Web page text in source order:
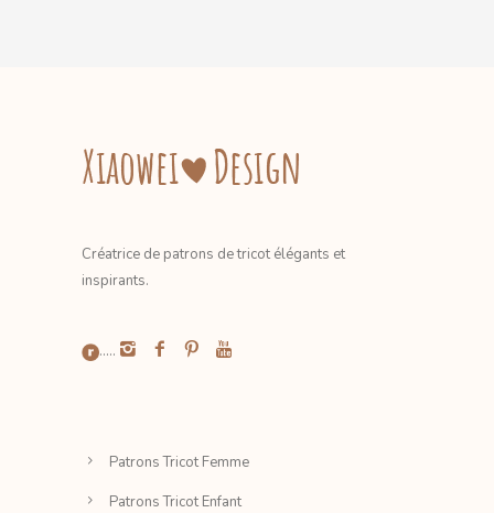
Créatrice de patrons de tricot élégants et
inspirants.
.....
Patrons Tricot Femme
Patrons Tricot Enfant